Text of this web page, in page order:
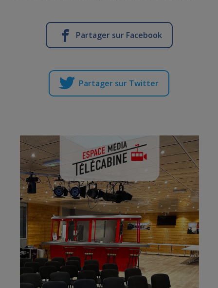
Partager sur Facebook
Partager sur Twitter